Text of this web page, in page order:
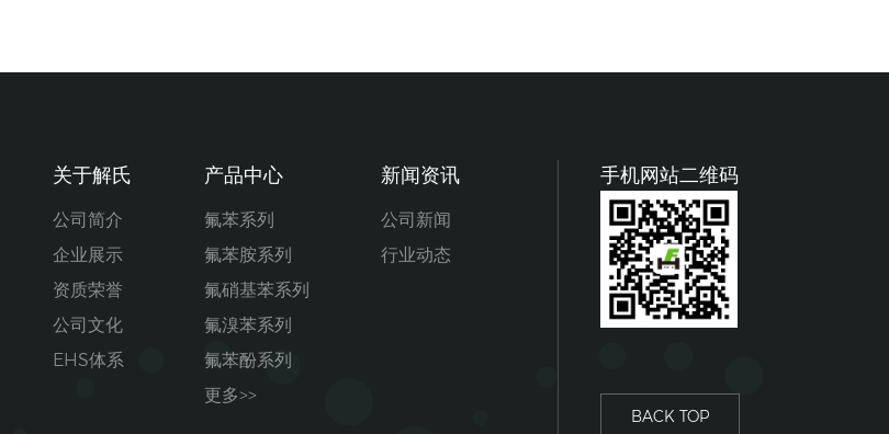
关于解氏
公司简介
企业展示
资质荣誉
公司文化
EHS体系
产品中心
氟苯系列
氟苯胺系列
氟硝基苯系列
氟溴苯系列
氟苯酚系列
更多>>
新闻资讯
公司新闻
行业动态
手机网站二维码
BACK TOP